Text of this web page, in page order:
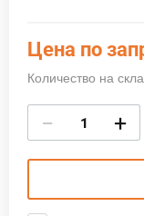
Цена по
Количество на
− +